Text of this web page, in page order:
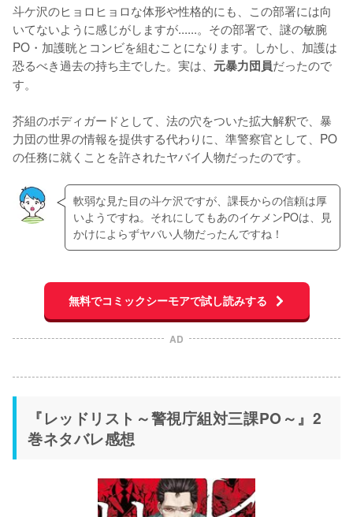
斗ケ沢のヒョロヒョロな体形や性格的にも、この部署には向
いてないように感じがしますが......。その部署で、謎の敏腕
PO・加護晄とコンビを組むことになります。しかし、加護は
恐るべき過去の持ち主でした。実は、 元暴力団員だったので
す。
芥組のボディガードとして、法の穴をついた拡大解釈で、暴
力団の世界の情報を提供する代わりに、準警察官として、PO
の任務に就くことを許されたヤバイ人物だったのです。
軟弱な見た目の斗ケ沢ですが、課長からの信頼は厚
いようですね。それにしてもあのイケメンPOは、見
かけによらずヤバい人物だったんですね！
無料でコミックシーモアで試し読みする
AD
『レッドリスト～警視庁組対三課PO～』2
巻ネタバレ感想